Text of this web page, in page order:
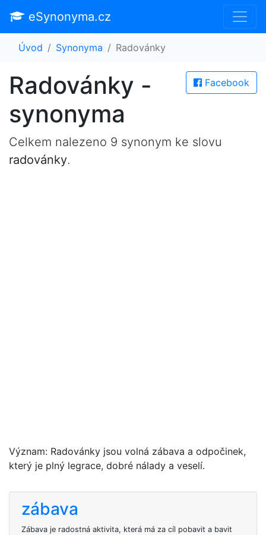
eSynonyma.cz
Úvod Synonyma Radovánky
Facebook
Radovánky -
synonyma
Celkem nalezeno 9 synonym ke slovu
radovánky.
Význam: Radovánky jsou volná zábava a odpočinek,
který je plný legrace, dobré nálady a veselí.
zábava
Zábava je radostná aktivita, která má za cíl pobavit a bavit